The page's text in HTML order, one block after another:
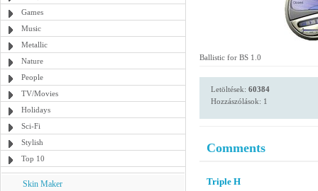
Games
Music
Metallic
Nature
People
TV/Movies
Holidays
Sci-Fi
Stylish
Top 10
Skin Maker
Ballistic for BS 1.0
Letöltések: 60384
Hozzászólások: 1
Comments
Triple H